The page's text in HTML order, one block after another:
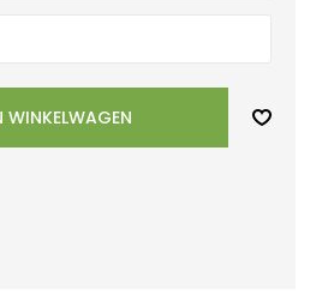
WINKELWAGEN